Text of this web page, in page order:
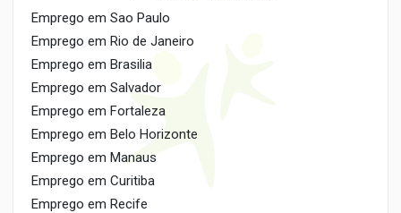
Emprego em Sao Paulo
Emprego em Rio de Janeiro
Emprego em Brasilia
Emprego em Salvador
Emprego em Fortaleza
Emprego em Belo Horizonte
Emprego em Manaus
Emprego em Curitiba
Emprego em Recife